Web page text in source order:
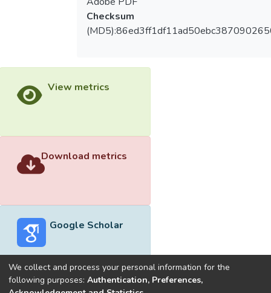
Checksum
View metrics
Download metrics
Google Scholar
We collect and process your personal information for the
following purposes: Authentication, Preferences,